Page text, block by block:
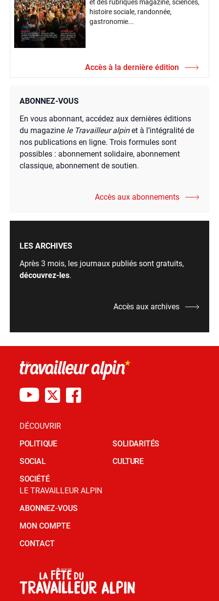
et des rubriques magazine, sciences,
histoire sociale, randonnée,
gastronomie...
Accès à la dernière édition
ABONNEZ-VOUS
En vous abonnant, accédez aux dernières éditions
du magazine le Travailleur alpinet à l’intégralité de
nos publications en ligne. Trois formules sont
possibles : abonnement solidaire, abonnement
classique, abonnement de soutien.
Accès aux abonnements
LES ARCHIVES
Après 3 mois, les journaux publiés sont gratuits,
découvrez-les.
Accès aux archives
DÉCOUVRIR
POLITIQUE
SOCIAL
SOCIÉTÉ
SOLIDARITÉS
CULTURE
LE TRAVAILLEUR ALPIN
ABONNEZ-VOUS
MON COMPTE
CONTACT